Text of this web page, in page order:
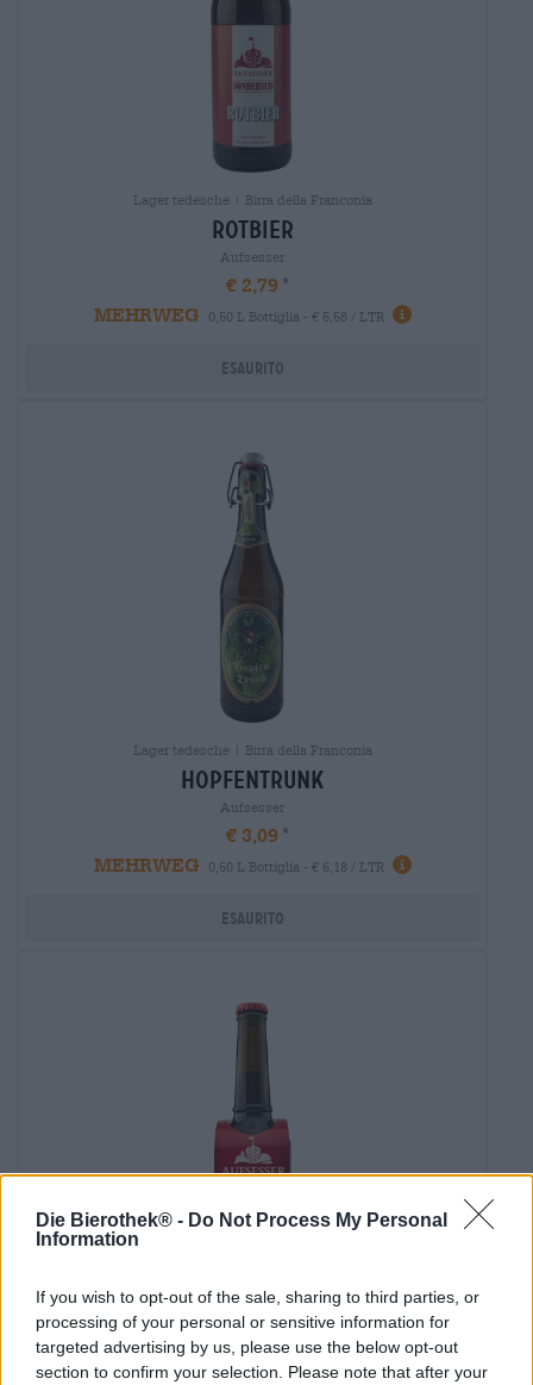
Die Bierothek® - Do Not Process My Personal
Information
If you wish to opt-out of the sale, sharing to third parties, or
processing of your personal or sensitive information for
targeted advertising by us, please use the below opt-out
section to confirm your selection. Please note that after your
Lager tedesche | Birra della Franconia
rotbier
Aufsesser
€ 2,79
MEHRWEG
0,50 L Bottiglia - € 5,58 / LTR
Esaurito
Lager tedesche | Birra della Franconia
hopfentrunk
Aufsesser
€ 3,09
MEHRWEG
0,50 L Bottiglia - € 6,18 / LTR
Esaurito
Birra della Franconia
smokey oak beer
Aufsesser